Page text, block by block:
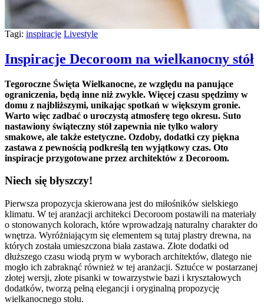
Tagi: inspiracje Livestyle
Inspiracje Decoroom na wielkanocny stół
Tegoroczne Święta Wielkanocne, ze względu na panujące
ograniczenia, będą inne niż zwykle. Więcej czasu spędzimy w
domu z najbliższymi, unikając spotkań w większym gronie.
Warto więc zadbać o uroczystą atmosferę tego okresu. Suto
nastawiony świąteczny stół zapewnia nie tylko walory
smakowe, ale także estetyczne. Ozdoby, dodatki czy piękna
zastawa z pewnością podkreślą ten wyjątkowy czas. Oto
inspiracje przygotowane przez architektów z Decoroom.
Niech się błyszczy!
Pierwsza propozycja skierowana jest do miłośników sielskiego
klimatu. W tej aranżacji architekci Decoroom postawili na materiały
o stonowanych kolorach, które wprowadzają naturalny charakter do
wnętrza. Wyróżniającym się elementem są tutaj plastry drewna, na
których została umieszczona biała zastawa. Złote dodatki od
dłuższego czasu wiodą prym w wyborach architektów, dlatego nie
mogło ich zabraknąć również w tej aranżacji. Sztućce w postarzanej
złotej wersji, złote pisanki w towarzystwie bazi i kryształowych
dodatków, tworzą pełną elegancji i oryginalną propozycję
wielkanocnego stołu.